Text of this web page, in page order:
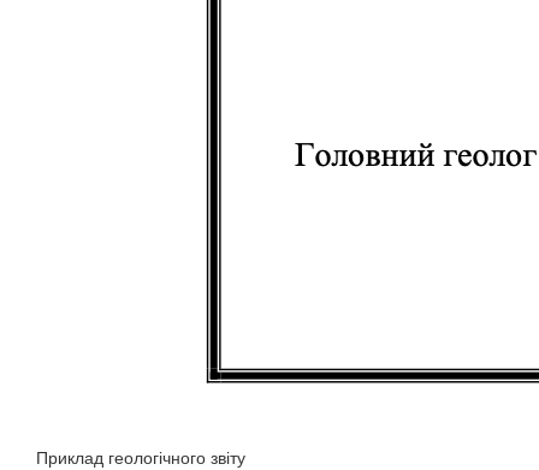
Приклад геологічного звіту